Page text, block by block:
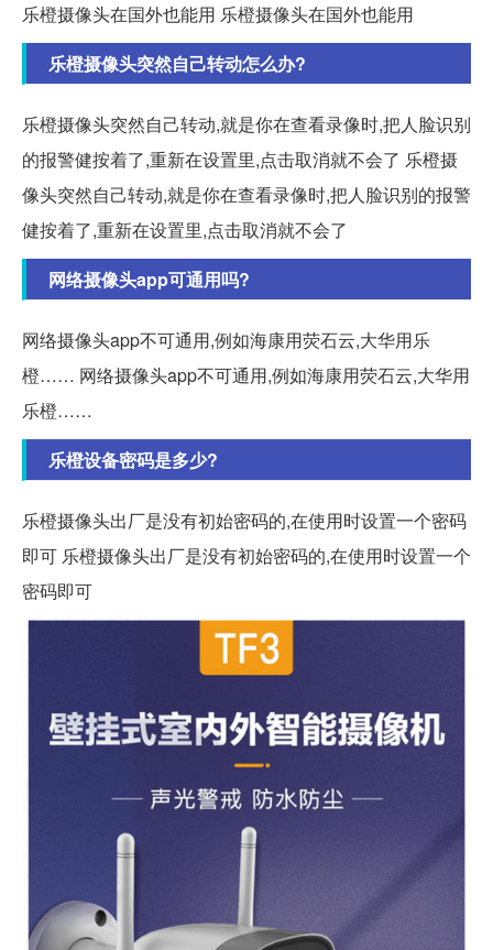
乐橙摄像头在国外也能用 乐橙摄像头在国外也能用
乐橙摄像头突然自己转动怎么办?
乐橙摄像头突然自己转动,就是你在查看录像时,把人脸识别
的报警健按着了,重新在设置里,点击取消就不会了 乐橙摄
像头突然自己转动,就是你在查看录像时,把人脸识别的报警
健按着了,重新在设置里,点击取消就不会了
网络摄像头app可通用吗?
网络摄像头app不可通用,例如海康用荧石云,大华用乐
橙…… 网络摄像头app不可通用,例如海康用荧石云,大华用
乐橙……
乐橙设备密码是多少?
乐橙摄像头出厂是没有初始密码的,在使用时设置一个密码
即可 乐橙摄像头出厂是没有初始密码的,在使用时设置一个
密码即可